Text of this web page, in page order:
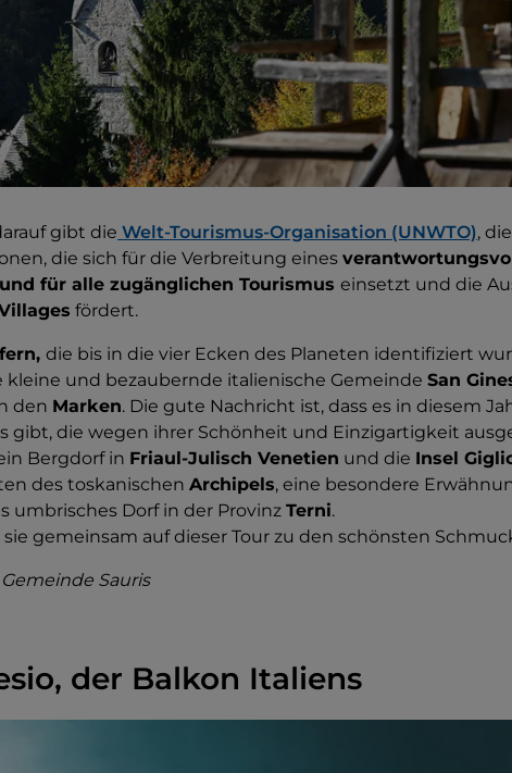
gibt die Welt-Tourismus-Organisation (UNWTO),
die sich für die Verbreitung eines
für alle zugänglichen Tourismus einsetzt und die
fördert.
die bis in die vier Ecken des Planeten identifiziert
kleine und bezaubernde italienische Gemeinde San
den Marken. Die gute Nachricht ist, dass es in diesem
gibt, die wegen ihrer Schönheit und Einzigartigkeit
Bergdorf in Friaul-Julisch Venetien und die Insel
des toskanischen Archipels, eine besondere
umbrisches Dorf in der Provinz Terni.
gemeinsam auf dieser Tour zu den schönsten
Gemeinde Sauris
der Balkon Italiens